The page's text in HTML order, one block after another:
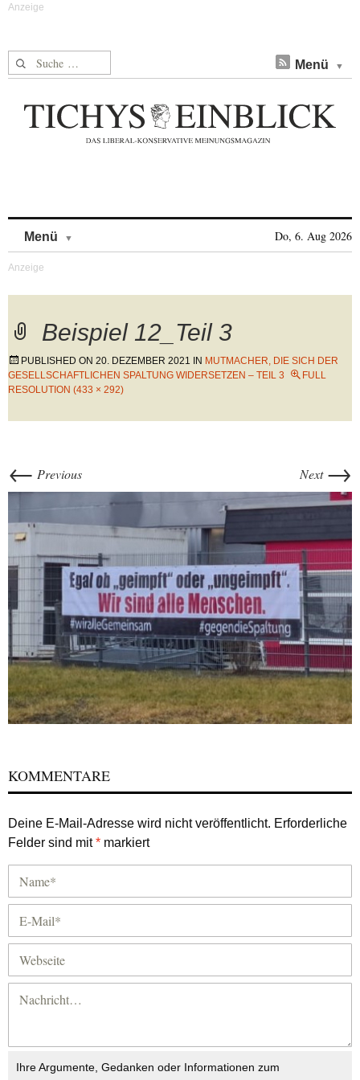
Suche nach: Menü
Menü Do, 6. Aug 2026
Beispiel 12_Teil 3
PUBLISHED ON 20. DEZEMBER 2021 IN MUTMACHER, DIE SICH DER
GESELLSCHAFTLICHEN SPALTUNG WIDERSETZEN – TEIL 3
FULL
RESOLUTION (433 × 292)
← Previous Next →
KOMMENTARE
Deine E-Mail-Adresse wird nicht veröffentlicht. Erforderliche
Felder sind mit* markiert
Ihre Argumente, Gedanken oder Informationen zum